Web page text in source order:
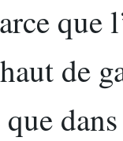
que
haut de